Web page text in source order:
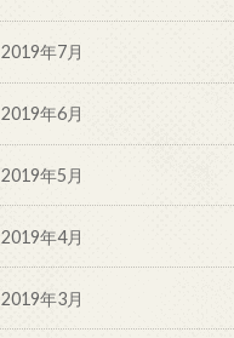
2019年7月
2019年6月
2019年5月
2019年4月
2019年3月